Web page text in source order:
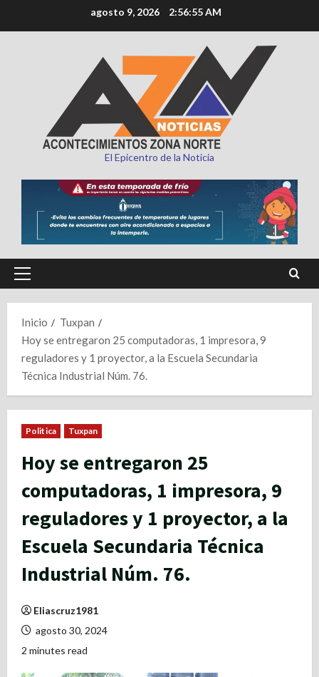
al
agosto 9, 2026 2:56:57 AM
El Epicentro de la Noticia
Menú
Inicio
Tuxpan
Hoy se entregaron 25 computadoras, 1 impresora, 9
reguladores y 1 proyector, a la Escuela Secundaria
Técnica Industrial Núm. 76.
Politica Tuxpan
Hoy se entregaron 25
computadoras, 1 impresora, 9
reguladores y 1 proyector, a la
Escuela Secundaria Técnica
Industrial Núm. 76.
Eliascruz1981
agosto 30, 2024
2 minutes read